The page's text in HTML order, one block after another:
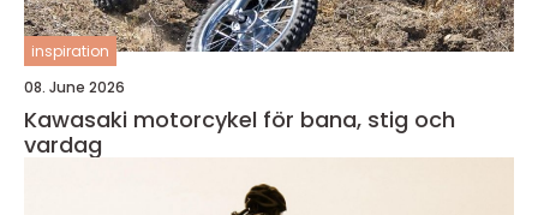
inspiration
08. June 2026
Kawasaki motorcykel för bana, stig och
vardag